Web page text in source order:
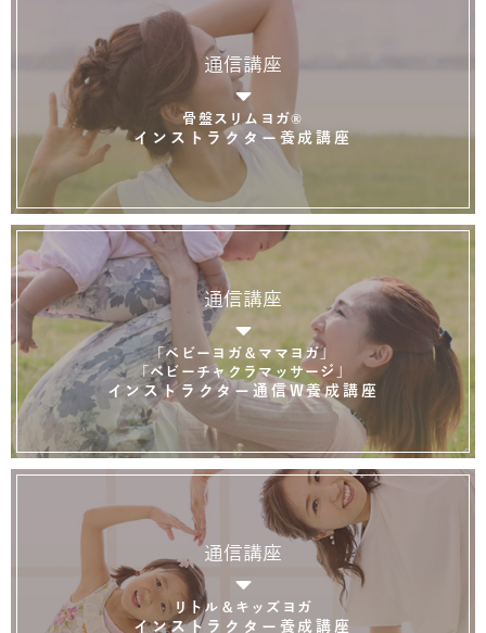
通信講座
骨盤スリムヨガ®
インストラクター養成講座
通信講座
「ベビーヨガ＆ママヨガ」
「ベビーチャクラマッサージ」
インストラクター通信W養成講座
通信講座
リトル＆キッズヨガ
インストラクター養成講座